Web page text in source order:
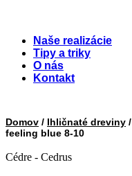
Naše realizácie
Tipy a triky
O nás
Kontakt
Domov / Ihličnaté dreviny /
feeling blue 8-10
Cédre - Cedrus